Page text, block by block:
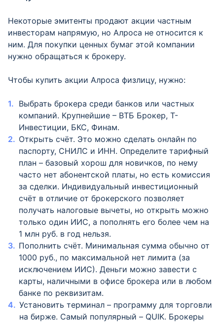
Некоторые эмитенты продают акции частным
инвесторам напрямую, но Алроса не относится к
ним. Для покупки ценных бумаг этой компании
нужно обращаться к брокеру.
Чтобы купить акции Алроса физлицу, нужно:
Выбрать брокера среди банков или частных
компаний. Крупнейшие – ВТБ Брокер, Т-
Инвестиции, БКС, Финам.
Открыть счёт. Это можно сделать онлайн по
паспорту, СНИЛС и ИНН. Определите тарифный
план – базовый хорош для новичков, по нему
часто нет абонентской платы, но есть комиссия
за сделки. Индивидуальный инвестиционный
счёт в отличие от брокерского позволяет
получать налоговые вычеты, но открыть можно
только один ИИС, а пополнять его более чем на
1 млн руб. в год нельзя.
Пополнить счёт. Минимальная сумма обычно от
1000 руб., по максимальной нет лимита (за
исключением ИИС). Деньги можно завести с
карты, наличными в офисе брокера или в любом
банке по реквизитам.
Установить терминал – программу для торговли
на бирже. Самый популярный – QUIK. Брокеры